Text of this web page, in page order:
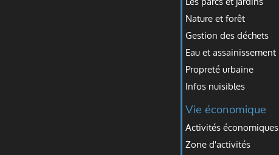
Nature et forêt
Gestion des déchets
Eau et assainissement
Propreté urbaine
Infos nuisibles
Vie économique
Activités économiques
Zone d'activités